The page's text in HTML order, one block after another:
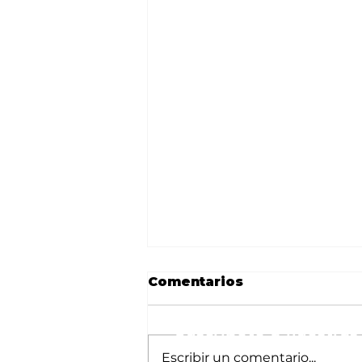
Comentarios
Escribir un comentario...
Suscríbete a